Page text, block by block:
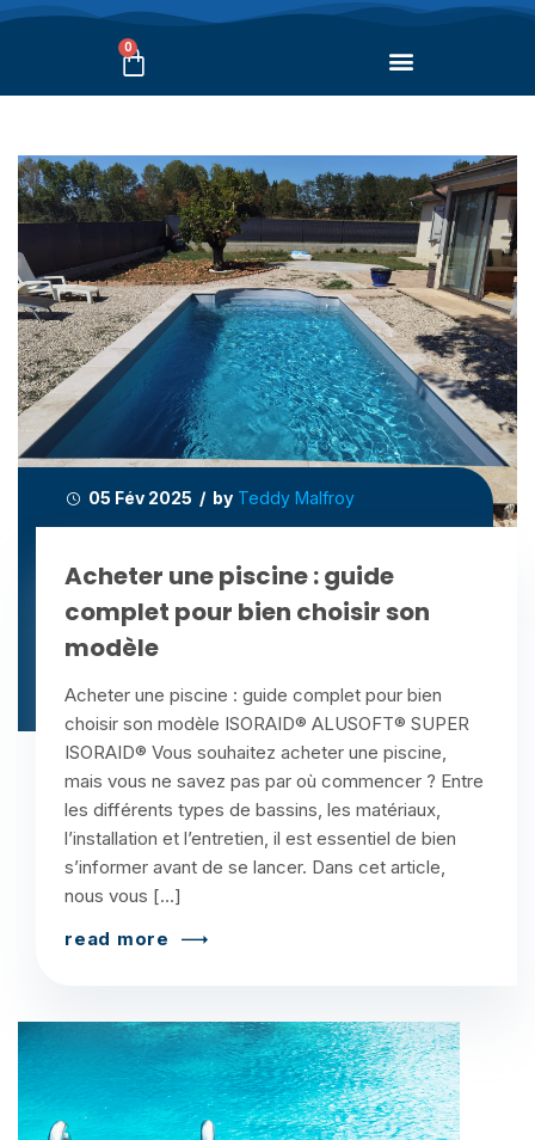
0
05 Fév 2025 / by Teddy Malfroy
Acheter une piscine : guide
complet pour bien choisir son
modèle
Acheter une piscine : guide complet pour bien
choisir son modèle ISORAID® ALUSOFT® SUPER
ISORAID® Vous souhaitez acheter une piscine,
mais vous ne savez pas par où commencer ? Entre
les différents types de bassins, les matériaux,
l’installation et l’entretien, il est essentiel de bien
s’informer avant de se lancer. Dans cet article,
nous vous […]
read more